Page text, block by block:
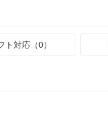
ト対応（0）